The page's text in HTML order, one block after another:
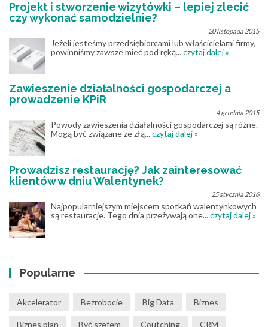
Projekt i stworzenie wizytówki – lepiej zlecić
czy wykonać samodzielnie?
20 listopada 2015
Jeżeli jesteśmy przedsiębiorcami lub właścicielami firmy,
powinniśmy zawsze mieć pod ręką...czytaj dalej »
Zawieszenie działalności gospodarczej a
prowadzenie KPiR
4 grudnia 2015
Powody zawieszenia działalności gospodarczej są różne.
Mogą być związane ze złą...czytaj dalej »
Prowadzisz restaurację? Jak zainteresować
klientów w dniu Walentynek?
25 stycznia 2016
Najpopularniejszym miejscem spotkań walentynkowych
są restauracje. Tego dnia przeżywają one...czytaj dalej »
Popularne
Akcelerator Bezrobocie Big Data Biznes
Biznes plan Być szefem Coutching CRM